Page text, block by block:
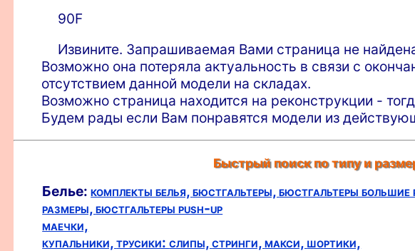
90F
Извините. Запрашиваемая Вами страница не
Возможно она потеряла актуальность в связи с
отсутствием данной модели на складах.
Возможно страница находится на реконструкции -
Будем рады если Вам понравятся модели из
Быстрый поиск по типу и
Белье:комплекты белья,бюстгальтеры,бюстгальтеры
размеры,бюстгальтеры push-up
маечки,
купальники,трусики:слипы,стринги,макси, шортики,